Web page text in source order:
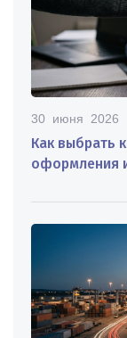
30 июня 2026
Как выбрать
оформления